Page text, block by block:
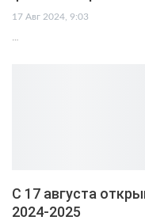
17 Авг 2024, 9:03
С 17 августа
2024-2025